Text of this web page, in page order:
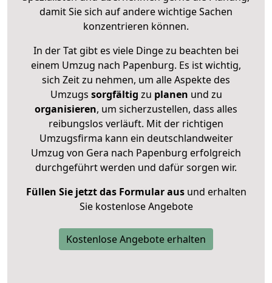
damit Sie sich auf andere wichtige Sachen
konzentrieren können.
In der Tat gibt es viele Dinge zu beachten bei
einem Umzug nach Papenburg. Es ist wichtig,
sich Zeit zu nehmen, um alle Aspekte des
Umzugs sorgfältig zu planen und zu
organisieren, um sicherzustellen, dass alles
reibungslos verläuft. Mit der richtigen
Umzugsfirma kann ein deutschlandweiter
Umzug von Gera nach Papenburg erfolgreich
durchgeführt werden und dafür sorgen wir.
Füllen Sie jetzt das Formular ausund erhalten
Sie kostenlose Angebote
Kostenlose Angebote erhalten